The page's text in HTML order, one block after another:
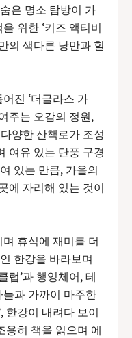
은 명소 탐방이 가
위한 ‘키즈 액티비
의 색다른 낭만과 힐
진 ‘더글라스 가
주는 오감의 정원,
양한 산책로가 조성
여유 있는 단풍 구경
있는 만큼, 가을의
에 자리해 있는 것이
휴식에 재미를 더
한강을 바라보며
럽’과 행잉체어, 테
과 가까이 마주한
한강이 내려다 보이
용히 책을 읽으며 에